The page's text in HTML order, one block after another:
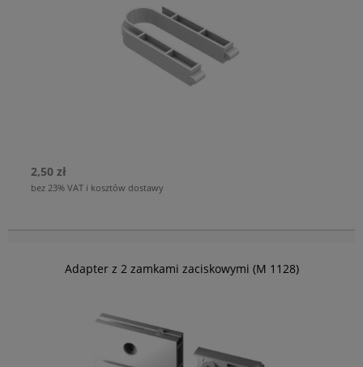
2,50 zł
bez 23% VAT i kosztów dostawy
Adapter z 2 zamkami zaciskowymi (M 1128)